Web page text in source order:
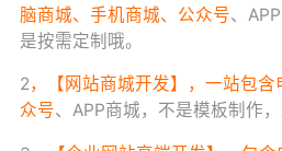
脑商城、手机商城、 公众号、
是按需定制哦。
2，【网站商城开发】，一站包含
众号、APP商城，不是模板制作，